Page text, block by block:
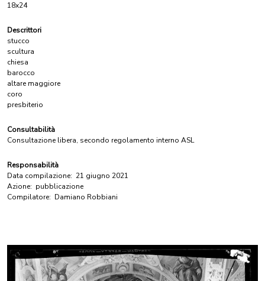
18x24
Descrittori
stucco
scultura
chiesa
barocco
altare maggiore
coro
presbiterio
Consultabilità
Consultazione libera, secondo regolamento interno ASL
Responsabilità
Data compilazione: 21 giugno 2021
Azione: pubblicazione
Compilatore: Damiano Robbiani